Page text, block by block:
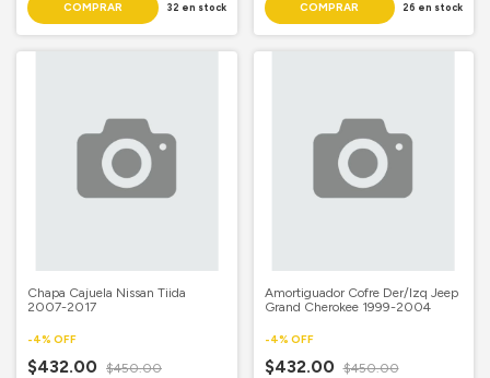
32 en stock 26 en stock
Chapa Cajuela Nissan Tiida
2007-2017
-4% OFF
$432.00 $450.00
Amortiguador Cofre Der/Izq Jeep
Grand Cherokee 1999-2004
-4% OFF
$432.00 $450.00